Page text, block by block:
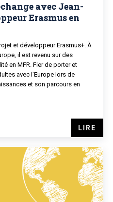
avec Jean-
Erasmus en
et développeur Erasmus+. À
il est revenu sur des
de porter et
avec l’Europe lors de
et son parcours en
LIRE